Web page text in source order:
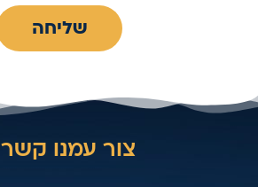
שליחה
צור עמנו קשר